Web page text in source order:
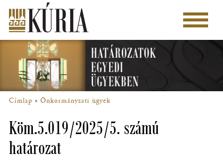
tartalomra
Főmenü
Címlap Önkormányzati ügyek
Köm.5.019/2025/5. számú
határozat